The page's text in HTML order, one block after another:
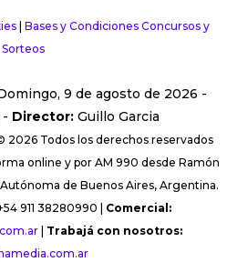
| Bases y Condiciones Concursos y
Sorteos
9 de agosto de 2026 -
Director:Guillo Garcia
2026 Todos los derechos reservados
online y por AM 990 desde Ramón
de Buenos Aires, Argentina.
911 38280990 | Comercial:
| Trabajá con nosotros: